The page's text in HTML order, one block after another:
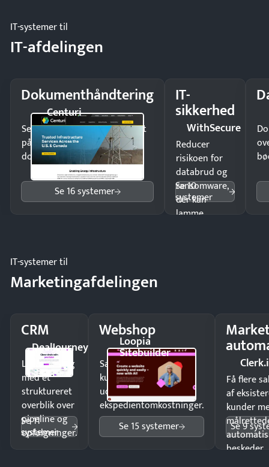
IT-systemer til
IT-afdelingen
Dokumenthåndtering
Centuri
Send kontrakter til underskrift
på minutter og mist ingen
dokumenter.
Se 16 systemer
IT-
sikkerhed
WithSecure
Reducer
risikoen for
databrud og
ransomware,
der kan
lamme
Se 10
systemer
IT-systemer til
Marketingafdelingen
CRM
DealJourney
Luk flere salg
med et
struktureret
overblik over
pipeline og
opfølgninger.
Se 11
systemer
Webshop
Loopia
Sitebuilder
Sælg produkter 24/7 til
kunder i hele landet
uden
ekspedientomkostninger.
Se 15 systemer
Få flere
af
kunder
beskeder.
Se 9